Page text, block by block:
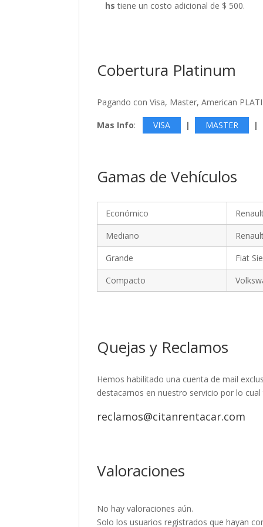
hs tiene un costo adicional de $ 500.
Cobertura Platinum
Pagando con Visa, Master, American
Mas Info: VISA | MASTER |
Gamas de Vehículos
Económico
Mediano
Grande
Fiat
Compacto
Quejas y Reclamos
Hemos habilitado una cuenta de mail
destacarnos en nuestro servicio por lo
reclamos@citanrentacar.com
Valoraciones
No hay valoraciones aún.
Solo los usuarios registrados que hayan